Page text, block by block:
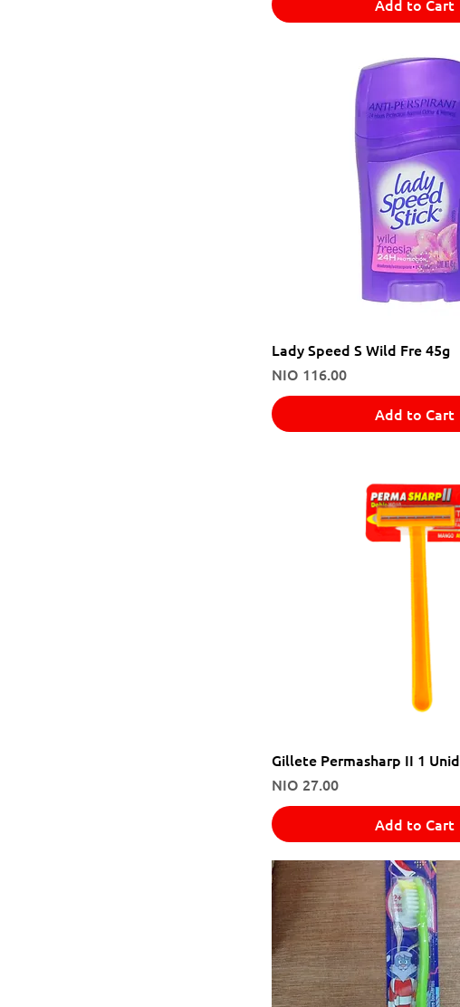
Add to Cart
Lady Speed S Wild Fre 45g
Price
NIO 116.00
Add to Cart
Gillete Permasharp II 1 Unid
Price
NIO 27.00
Add to Cart